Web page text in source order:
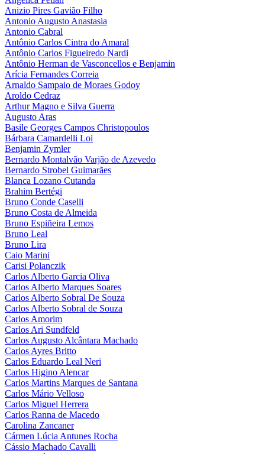
Anizio Pires Gavião Filho
Antonio Augusto Anastasia
Antonio Cabral
Antônio Carlos Cintra do Amaral
Antônio Carlos Figueiredo Nardi
Antônio Herman de Vasconcellos e Benjamin
Arícia Fernandes Correia
Arnaldo Sampaio de Moraes Godoy
Aroldo Cedraz
Arthur Magno e Silva Guerra
Augusto Aras
Basile Georges Campos Christopoulos
Bárbara Camardelli Loi
Benjamin Zymler
Bernardo Montalvão Varjão de Azevedo
Bernardo Strobel Guimarães
Blanca Lozano Cutanda
Brahim Bertégi
Bruno Conde Caselli
Bruno Costa de Almeida
Bruno Espiñeira Lemos
Bruno Leal
Bruno Lira
Caio Marini
Carisi Polanczik
Carlos Alberto Garcia Oliva
Carlos Alberto Marques Soares
Carlos Alberto Sobral De Souza
Carlos Alberto Sobral de Souza
Carlos Amorim
Carlos Ari Sundfeld
Carlos Augusto Alcântara Machado
Carlos Ayres Britto
Carlos Eduardo Leal Neri
Carlos Higino Alencar
Carlos Martins Marques de Santana
Carlos Mário Velloso
Carlos Miguel Herrera
Carlos Ranna de Macedo
Carolina Zancaner
Cármen Lúcia Antunes Rocha
Cássio Machado Cavalli